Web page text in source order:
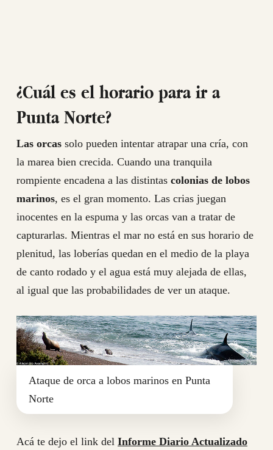
¿Cuál es el horario para ir a
Punta Norte?
Las orcassolo pueden intentar atrapar una cría, con
la marea bien crecida. Cuando una tranquila
rompiente encadena a las distintas colonias de lobos
marinos, es el gran momento. Las crias juegan
inocentes en la espuma y las orcas van a tratar de
capturarlas. Mientras el mar no está en sus horario de
plenitud, las loberías quedan en el medio de la playa
de canto rodado y el agua está muy alejada de ellas,
al igual que las probabilidades de ver un ataque.
Ataque de orca a lobos marinos en Punta
Norte
Acá te dejo el link del Informe Diario Actualizado